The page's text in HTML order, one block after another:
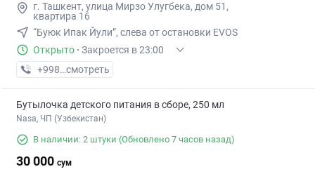
г. Ташкент, улица Мирзо Улугбека, дом 51,
квартира 16
“Буюк Ипак Йули”, слева от остановки EVOS
Открыто · Закроется в 23:00
+998 (55) XXX-XX-XX
смотреть
Бутылочка детского питания в сборе, 250 мл
Nasa, ЧП (Узбекистан)
В наличии: 2 штуки (Обновлено 7 часов назад)
30 000 сум